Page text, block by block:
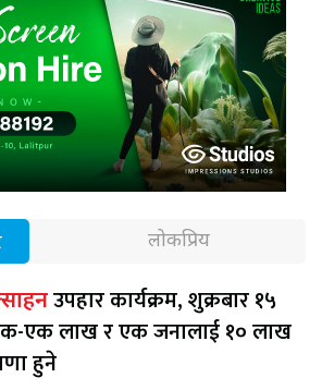
लोकप्रिय
उपहार कार्यक्रम, शुक्रबार १५
एक लाख र एक जनालाई १० लाख
हुने